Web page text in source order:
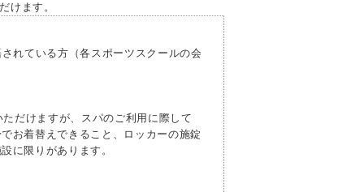
けます。
れている方（各スポーツスクールの会
だけますが、スパのご利用に際して
お着替えできること、ロッカーの施錠
に限りがあります。